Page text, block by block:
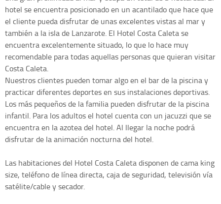
hotel se encuentra posicionado en un acantilado que hace que
el cliente pueda disfrutar de unas excelentes vistas al mar y
también a la isla de Lanzarote. El Hotel Costa Caleta se
encuentra excelentemente situado, lo que lo hace muy
recomendable para todas aquellas personas que quieran visitar
Costa Caleta.
Nuestros clientes pueden tomar algo en el bar de la piscina y
practicar diferentes deportes en sus instalaciones deportivas.
Los más pequeños de la familia pueden disfrutar de la piscina
infantil. Para los adultos el hotel cuenta con un jacuzzi que se
encuentra en la azotea del hotel. Al llegar la noche podrá
disfrutar de la animación nocturna del hotel.
Las habitaciones del Hotel Costa Caleta disponen de cama king
size, teléfono de línea directa, caja de seguridad, televisión vía
satélite/cable y secador.